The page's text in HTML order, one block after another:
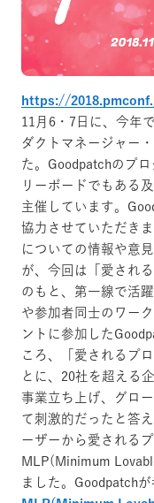
https://
11月6・7日に、今年
ダクトマネージャー
た。Goodpatchのプ
リーボードでもある
主催しています。
協力させていただき
についての情報や意
が、今回は「愛され
のもと、第一線で活
や参加者同士のワー
ントに参加した
ころ、「愛されるプ
とに、20社を超える
事業立ち上げ、グロ
て刺激的だったと答
ーザーから愛される
MLP(Minimum
ました。Goodpatch